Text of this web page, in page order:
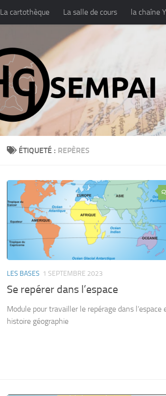
La cartothèque La salle de cours la chaîne
ÉTIQUETÉ : REPÈRES
LES BASES 1 SEPTEMBRE 2023
Se repérer dans l’espace
Module pour travailler le repérage dans l’espace
histoire géographie